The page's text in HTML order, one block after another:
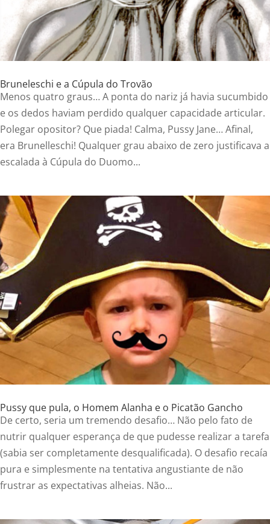
Bruneleschi e a Cúpula do Trovão
Menos quatro graus… A ponta do nariz já havia sucumbido
e os dedos haviam perdido qualquer capacidade articular.
Polegar opositor? Que piada! Calma, Pussy Jane… Afinal,
era Brunelleschi! Qualquer grau abaixo de zero justificava a
escalada à Cúpula do Duomo...
Pussy que pula, o Homem Alanha e o Picatão Gancho
De certo, seria um tremendo desafio… Não pelo fato de
nutrir qualquer esperança de que pudesse realizar a tarefa
(sabia ser completamente desqualificada). O desafio recaía
pura e simplesmente na tentativa angustiante de não
frustrar as expectativas alheias. Não...